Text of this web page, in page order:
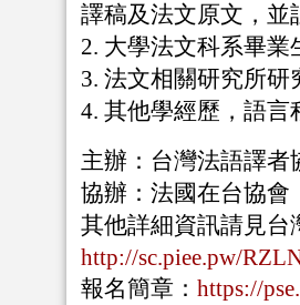
譯稿及法文原文，並
2. 大學法文科系畢業
3. 法文相關研究所研
4. 其他學經歷，語
主辦：台灣法語譯
協辦：法國在台協會
其他詳細資訊請見台
http://sc.piee.pw/
報名簡章： https://